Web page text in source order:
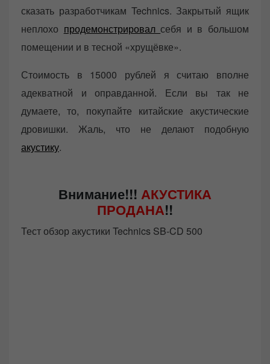
сказать разработчикам Technics. Закрытый ящик
неплохо продемонстрировалсебя и в большом
помещении и в тесной «хрущёвке».
Стоимость в 15000 рублей я считаю вполне
адекватной и оправданной. Если вы так не
думаете, то, покупайте китайские акустические
дровишки. Жаль, что не делают подобную
акустику.
Внимание!!! АКУСТИКА
ПРОДАНА!!
Тест обзор акустики Technics SB-CD 500